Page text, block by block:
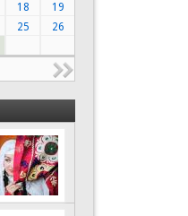
18
19
25
26